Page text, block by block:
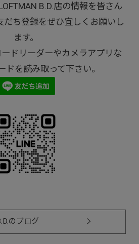
B.D.店の情報を皆さん
だち登録をぜひ宜しくお願いし
ます。
ードリーダーやカメラアプリな
ドを読み取って下さい。
のブログ